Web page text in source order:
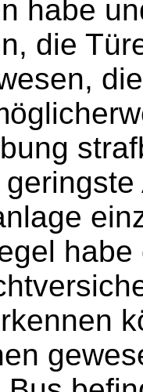
habe
die